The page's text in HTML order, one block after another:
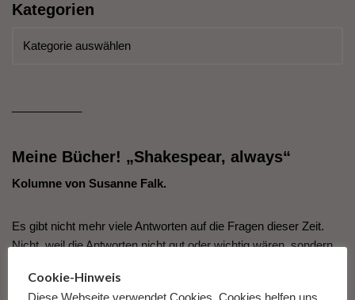
Kategorien
Meine Bücher! „Shakespear, always“
Kolumne von Susanne Falk.
Es gibt nicht mehr viele Antworten auf die Fragen dieser Zeit.
Nicht, weil die Antworten nicht gut oder wichtig wären, sondern
erscheinen, dass wir den Antworten darauf nicht mehr
Cookie-Hinweis